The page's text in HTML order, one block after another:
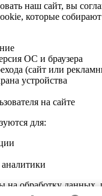
наш сайт, вы
которые
ОС и браузера
(сайт или
устройства
на сайте
для:
на обработку данных,